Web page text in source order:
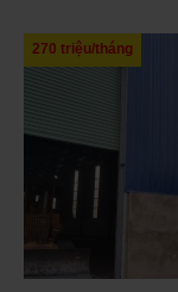
270 triệu/tháng